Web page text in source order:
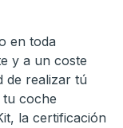
en toda
y a un coste
de realizar tú
tu coche
la certificación